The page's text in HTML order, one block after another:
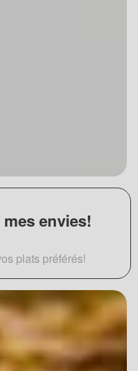
envies!
plats préférés!